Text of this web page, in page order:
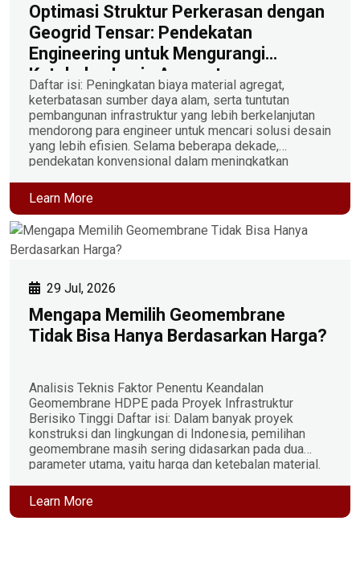
Optimasi Struktur Perkerasan dengan
Geogrid Tensar: Pendekatan
Engineering untuk Mengurangi
Ketebalan Lapis Agregat,
Meningkatkan Kinerja, dan Menekan
Biaya Konstruksi
Daftar isi: Peningkatan biaya material agregat,
keterbatasan sumber daya alam, serta tuntutan
pembangunan infrastruktur yang lebih berkelanjutan
mendorong para engineer untuk mencari solusi desain
yang lebih efisien. Selama beberapa dekade,
pendekatan konvensional dalam meningkatkan
dengan menambah ketebalan lapisan agregat.
Meskipun efektif, pendekatan ini berdampak pada
meningkatnya volume material, biaya transportasi, […]
Learn More
29 Jul, 2026
Mengapa Memilih Geomembrane
Tidak Bisa Hanya Berdasarkan Harga?
Analisis Teknis Faktor Penentu Keandalan
Geomembrane HDPE pada Proyek Infrastruktur
Berisiko Tinggi Daftar isi: Dalam banyak proyek
konstruksi dan lingkungan di Indonesia, pemilihan
geomembrane masih sering didasarkan pada dua
parameter utama, yaitu harga dan ketebalan material.
mencerminkan kualitas maupun umur layan
geomembrane. Dua produk dengan ketebalan yang
Learn More